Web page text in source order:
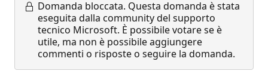
Domanda bloccata. Questa domanda è stata
eseguita dalla community del supporto
tecnico Microsoft. È possibile votare se è
utile, ma non è possibile aggiungere
commenti o risposte o seguire la domanda.